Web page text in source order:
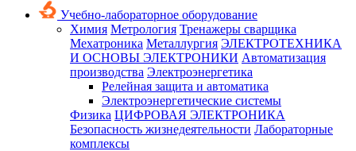
Учебно-лабораторное оборудование
Химия Метрология Тренажеры сварщика
Мехатроника Металлургия ЭЛЕКТРОТЕХНИКА
И ОСНОВЫ ЭЛЕКТРОНИКИ Автоматизация
производства Электроэнергетика
Релейная защита и автоматика
Электроэнергетические системы
Физика ЦИФРОВАЯ ЭЛЕКТРОНИКА
Безопасность жизнедеятельности Лабораторные
комплексы